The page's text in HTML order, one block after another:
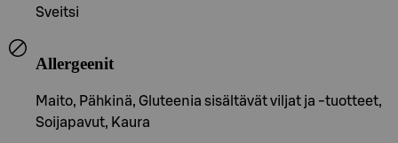
Sveitsi
Allergeenit
Maito, Pähkinä, Gluteenia sisältävät viljat ja -tuotteet,
Soijapavut, Kaura